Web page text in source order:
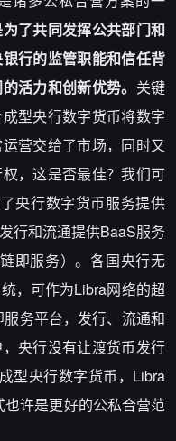
了共同发挥公共部门和
行的监管职能和信任背
活力和创新优势。 关键
型央行数字货币将数字
营交给了市场，同时又
，这是否最佳？我们可
央行数字货币服务提供
行和流通提供BaaS服务
即服务）。各国央行无
，可作为Libra网络的超
务平台，发行、流通和
央行没有让渡货币发行
型央行数字货币，Libra
许是更好的公私合营范